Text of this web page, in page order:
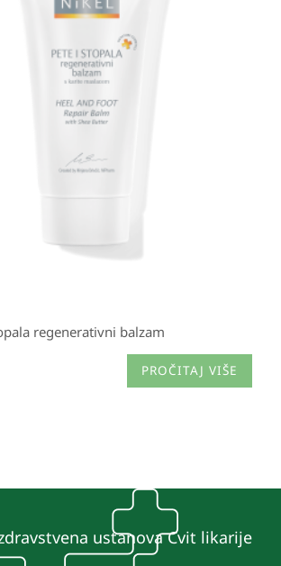
regenerativni balzam
PROČITAJ VIŠE
ustanova Cvit likarije